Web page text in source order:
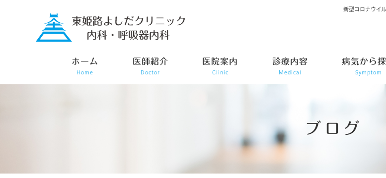
新型コロナウイ
ホーム
Home
医師紹介
Doctor
医院案内
Clinic
診療内容
Medical
病気から
Symptom
ブログ